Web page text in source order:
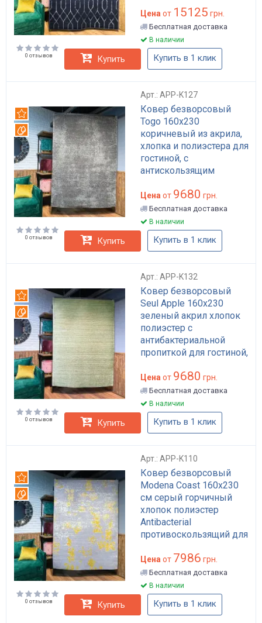
Цена от 15125 грн.
Бесплатная доставка
В наличии
0 отзывов Купить Купить в 1 клик
Арт.: APP-K127
Ковер безворсовый
Togo 160x230
коричневый из акрила,
хлопка и полиэстера для
гостиной, с
антискользящим
K127
Рекомендуем
Вотерпруф
Цена от 9680 грн.
Бесплатная доставка
В наличии
0 отзывов Купить Купить в 1 клик
Арт.: APP-K132
Ковер безворсовый
Seul Apple 160x230
зеленый акрил хлопок
полиэстер с
антибактериальной
пропиткой для гостиной,
основа арт: APP-K132
Рекомендуем
Вотерпруф
Цена от 9680 грн.
Бесплатная доставка
В наличии
0 отзывов Купить Купить в 1 клик
Арт.: APP-K110
Ковер безворсовый
Modena Coast 160x230
см серый горчичный
хлопок полиэстер
Antibacterial
противоскользящий для
Рекомендуем
Вотерпруф
Цена от 7986 грн.
Бесплатная доставка
В наличии
0 отзывов Купить Купить в 1 клик